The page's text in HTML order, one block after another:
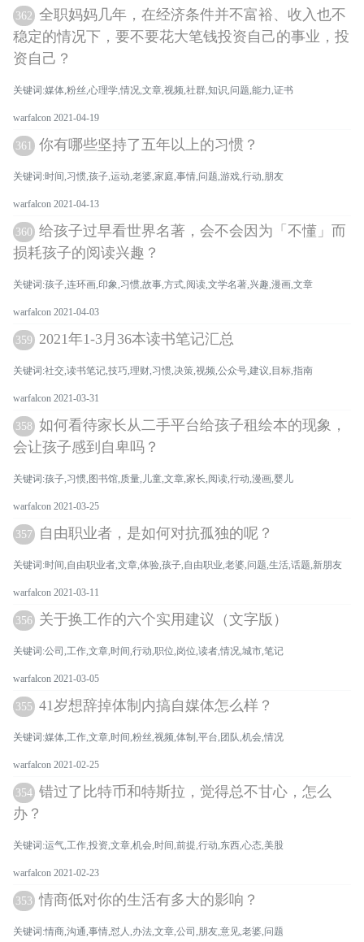
362 全职妈妈几年，在经济条件并不富裕、收入也不
稳定的情况下，要不要花大笔钱投资自己的事业，投
资自己？
关键词:媒体,粉丝,心理学,情况,文章,视频,社群,知识,问题,能力,证书
warfalcon 2021-04-19
361 你有哪些坚持了五年以上的习惯？
关键词:时间,习惯,孩子,运动,老婆,家庭,事情,问题,游戏,行动,朋友
warfalcon 2021-04-13
360 给孩子过早看世界名著，会不会因为「不懂」而
损耗孩子的阅读兴趣？
关键词:孩子,连环画,印象,习惯,故事,方式,阅读,文学名著,兴趣,漫画,文章
warfalcon 2021-04-03
359 2021年1-3月36本读书笔记汇总
关键词:社交,读书笔记,技巧,理财,习惯,决策,视频,公众号,建议,目标,指南
warfalcon 2021-03-31
358 如何看待家长从二手平台给孩子租绘本的现象，
会让孩子感到自卑吗？
关键词:孩子,习惯,图书馆,质量,儿童,文章,家长,阅读,行动,漫画,婴儿
warfalcon 2021-03-25
357 自由职业者，是如何对抗孤独的呢？
关键词:时间,自由职业者,文章,体验,孩子,自由职业,老婆,问题,生活,话题,新朋友
warfalcon 2021-03-11
356 关于换工作的六个实用建议（文字版）
关键词:公司,工作,文章,时间,行动,职位,岗位,读者,情况,城市,笔记
warfalcon 2021-03-05
355 41岁想辞掉体制内搞自媒体怎么样？
关键词:媒体,工作,文章,时间,粉丝,视频,体制,平台,团队,机会,情况
warfalcon 2021-02-25
354 错过了比特币和特斯拉，觉得总不甘心，怎么
办？
关键词:运气,工作,投资,文章,机会,时间,前提,行动,东西,心态,美股
warfalcon 2021-02-23
353 情商低对你的生活有多大的影响？
关键词:情商,沟通,事情,怼人,办法,文章,公司,朋友,意见,老婆,问题